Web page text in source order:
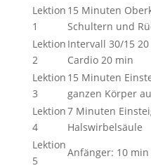
Lektion
1
15 Minuten
Schultern und
Lektion
2
Intervall 30/15
Cardio 20 min
Lektion
3
15 Minuten
ganzen Körper
Lektion
4
7 Minuten
Halswirbelsäule
Lektion
5
Anfänger: 10